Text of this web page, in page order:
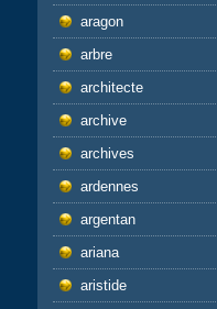
aragon
arbre
architecte
archive
archives
ardennes
argentan
ariana
aristide